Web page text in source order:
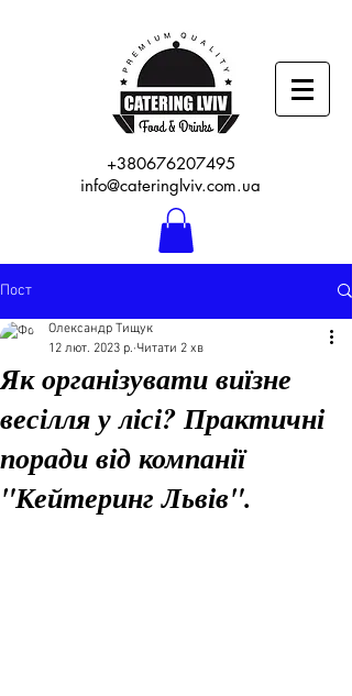
+380676207495
info@cateringlviv.com.ua
Пост
Як організувати виїзне
весілля у лісі? Практичні
поради від компанії
"Кейтеринг Львів".
Олександр Тищук
12 лют. 2023 р. Читати 2 хв